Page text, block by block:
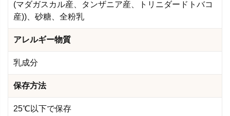
(マダガスカル産、タンザニア産、トリニダードトバコ
産))、砂糖、全粉乳
アレルギー物質
乳成分
保存方法
25℃以下で保存